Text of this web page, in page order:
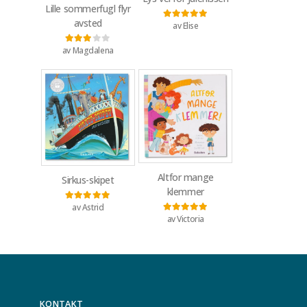
Lille sommerfugl flyr
avsted
Vurdert3av 5
av Magdalena
Vurdert5
av Elise
Sirkus-skipet
Vurdert5
av Astrid
Altfor mange
klemmer
Vurdert5av 5
av Victoria
KONTAKT